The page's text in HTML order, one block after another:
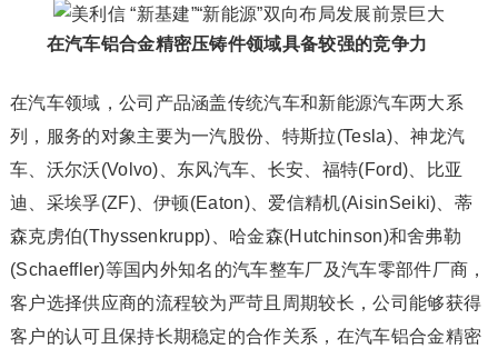
在汽车铝合金精密压铸件领域具备较强的竞争力
在汽车领域，公司产品涵盖传统汽车和新能源汽车两大系
列，服务的对象主要为一汽股份、特斯拉(Tesla)、神龙汽
车、沃尔沃(Volvo)、东风汽车、长安、福特(Ford)、比亚
迪、采埃孚(ZF)、伊顿(Eaton)、爱信精机(AisinSeiki)、蒂
森克虏伯(Thyssenkrupp)、哈金森(Hutchinson)和舍弗勒
(Schaeffler)等国内外知名的汽车整车厂及汽车零部件厂商，
客户选择供应商的流程较为严苛且周期较长，公司能够获得
客户的认可且保持长期稳定的合作关系，在汽车铝合金精密